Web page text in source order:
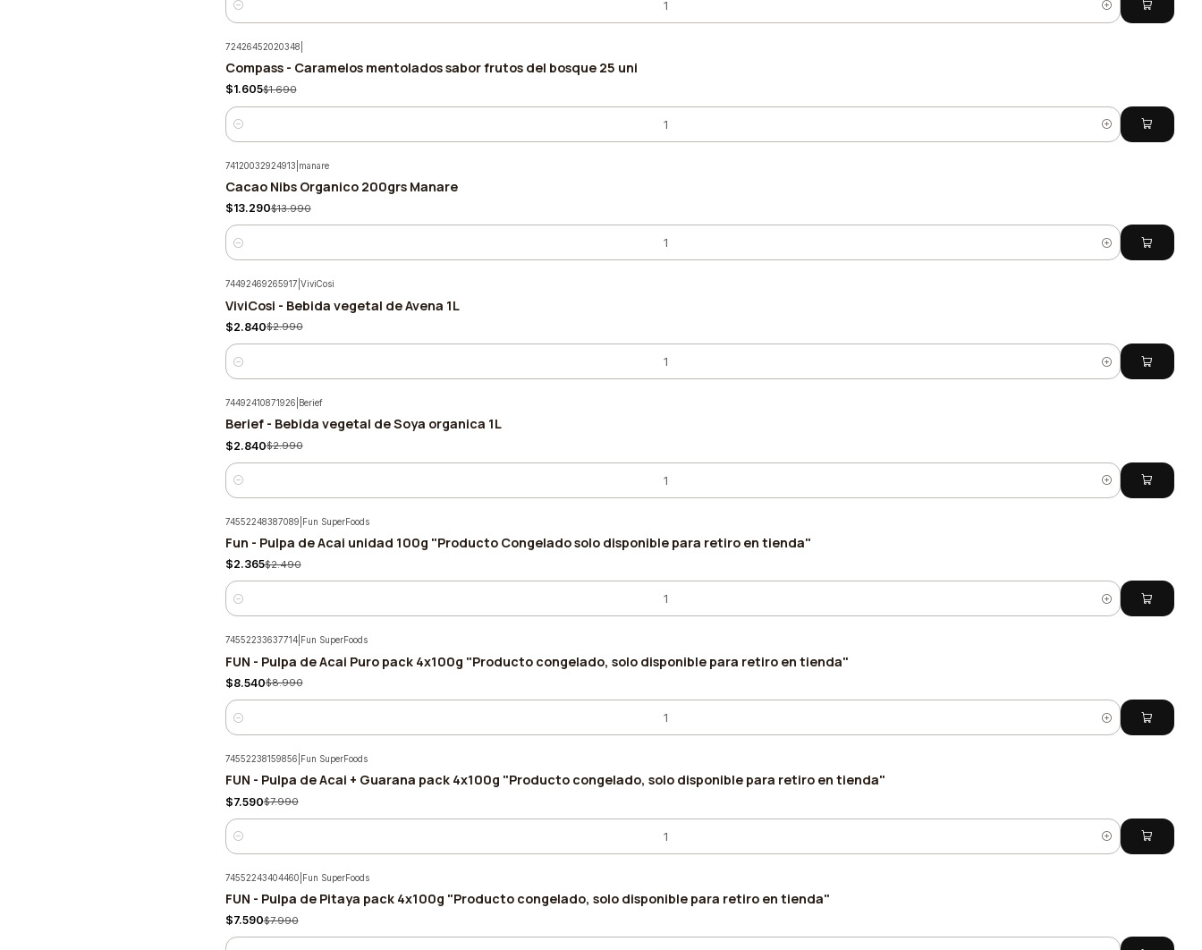
Cantidad
-5%
72426452020348
Compass - Caramelos mentolados sabor frutos del bosque 25 uni
$1.605$1.690
Cantidad
-5%
74120032924913 manare
Cacao Nibs Organico 200grs Manare
$13.290$13.990
Cantidad
-5%
74492469265917 ViviCosi
ViviCosi - Bebida vegetal de Avena 1L
$2.840$2.990
Cantidad
-5%
74492410871926 Berief
Berief - Bebida vegetal de Soya organica 1L
$2.840$2.990
Cantidad
-5%
74552248387089 Fun SuperFoods
Fun - Pulpa de Acai unidad 100g "Producto Congelado solo disponible para retiro en tienda"
$2.365$2.490
Cantidad
-5%
74552233637714| Fun SuperFoods
FUN - Pulpa de Acai Puro pack 4x100g "Producto congelado, solo disponible para retiro en tienda"
$8.540$8.990
Cantidad
-5%
74552238159856 Fun SuperFoods
FUN - Pulpa de Acai + Guarana pack 4x100g "Producto congelado, solo disponible para retiro en tienda"
$7.590$7.990
Cantidad
-5%
74552243404460 Fun SuperFoods
FUN - Pulpa de Pitaya pack 4x100g "Producto congelado, solo disponible para retiro en tienda"
$7.590$7.990